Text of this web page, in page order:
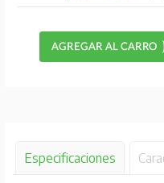
Especificaciones